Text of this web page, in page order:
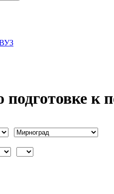
подготовке к